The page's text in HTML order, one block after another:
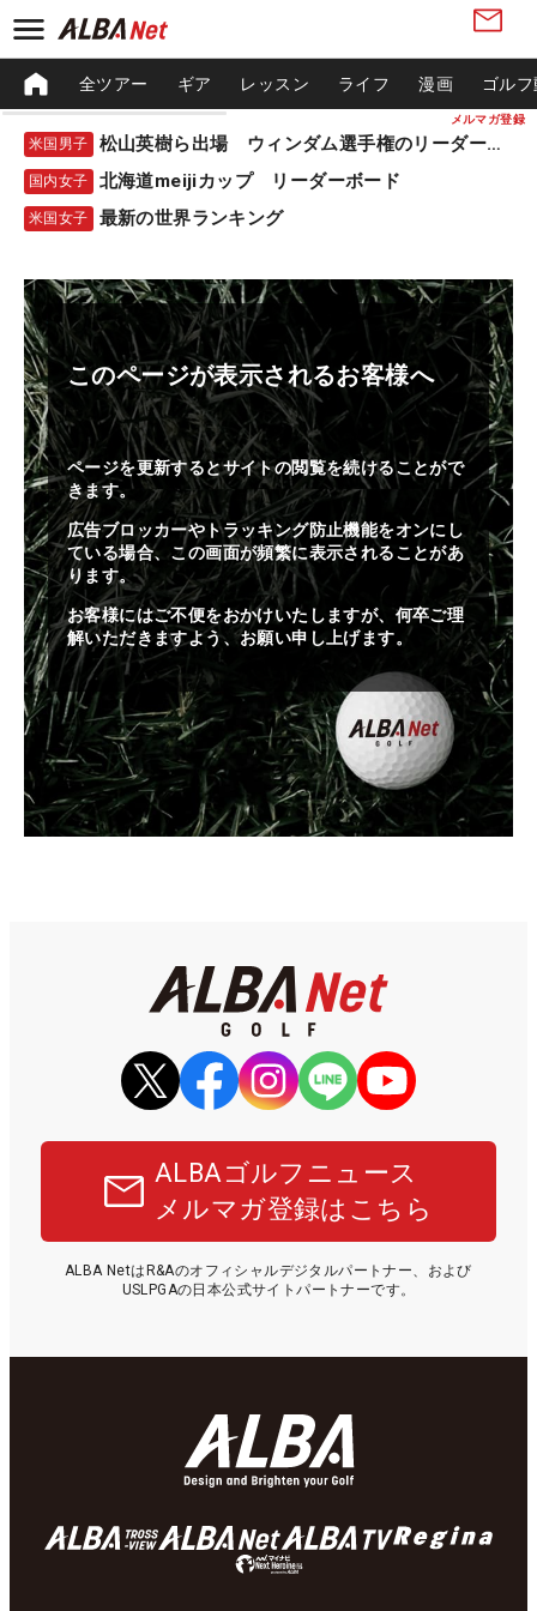
メルマガ登録
全ツアー ギア レッスン ライフ 漫画 ゴル
米国男子 松山英樹ら出場 ウィンダム選手権のリーダーボード
国内女子 北海道meijiカップ リーダーボード
米国女子 最新の世界ランキング
このページが表示されるお客様へ
ページを更新するとサイトの閲覧を続けることがで
きます。
広告ブロッカーやトラッキング防止機能をオンにし
ている場合、この画面が頻繁に表示されることがあ
ります。
お客様にはご不便をおかけいたしますが、何卒ご理
解いただきますよう、お願い申し上げます。
ALBAゴルフニュース
メルマガ登録はこちら
ALBA NetはR&Aのオフィシャルデジタルパートナー、および
USLPGAの日本公式サイトパートナーです。